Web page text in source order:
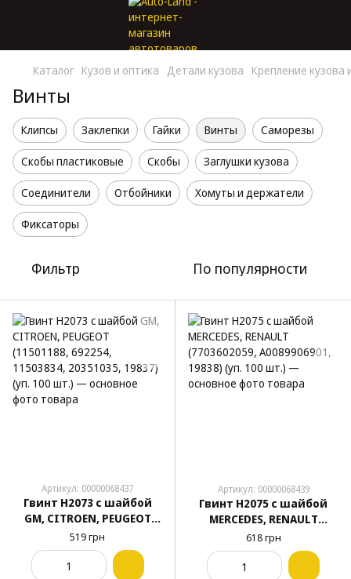
Каталог Кузов и оптика Детали кузова Крепление кузова
Винты
Клипсы Заклепки Гайки Винты Саморезы
Скобы пластиковые Скобы Заглушки кузова
Соединители Отбойники Хомуты и держатели
Фиксаторы
Фильтр По популярности
Артикул: 00000068437
Гвинт H2073 с шайбой
GM, CITROEN, PEUGEOT
(11501188, 692254,
11503834, 20351035, 19837)
(уп. 100 шт.)
519 грн
Артикул: 00000068439
Гвинт H2075 с шайбой
MERCEDES, RENAULT
(7703602059, A0089906901,
19838) (уп. 100 шт.)
618 грн